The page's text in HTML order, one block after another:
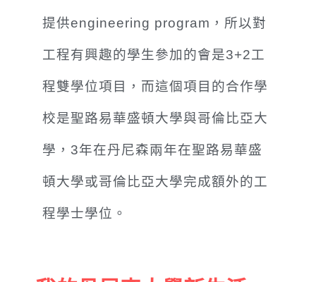
提供engineering program，所以對
工程有興趣的學生參加的會是3+2工
程雙學位項目，而這個項目的合作學
校是聖路易華盛頓大學與哥倫比亞大
學，3年在丹尼森兩年在聖路易華盛
頓大學或哥倫比亞大學完成額外的工
程學士學位。